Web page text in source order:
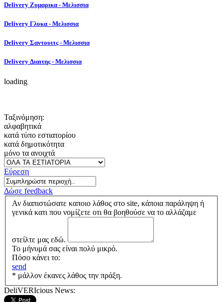
Delivery Ζυμαρικα - Μελισσια
Delivery Γλυκα - Μελισσια
Delivery Σαντουιτς - Μελισσια
Delivery Διαιτης - Μελισσια
loading
Ταξινόμηση:
αλφαβητικά
κατά τύπο εστιατορίου
κατά δημοτικότητα
μόνο τα ανοιχτά
Εύρεση
Δώσε feedback
Αν διαπιστώσατε καποιο λάθος στο site, κάποια παράληψη ή
γενικά κατι που νομίζετε οτι θα βοηθούσε να το αλλάζαμε
στείλτε μας εδώ.
Το μήνυμά σας είναι πολύ μικρό.
Πόσο κάνει το:
send
* μάλλον έκανες λάθος την πράξη.
DeliVERIcious News: